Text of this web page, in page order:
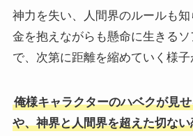
神力を失い、人間界のルールも
金を抱えながらも懸命に生きる
で、次第に距離を縮めていく様子
俺様キャラクターのハベクが見
や、神界と人間界を超えた切な